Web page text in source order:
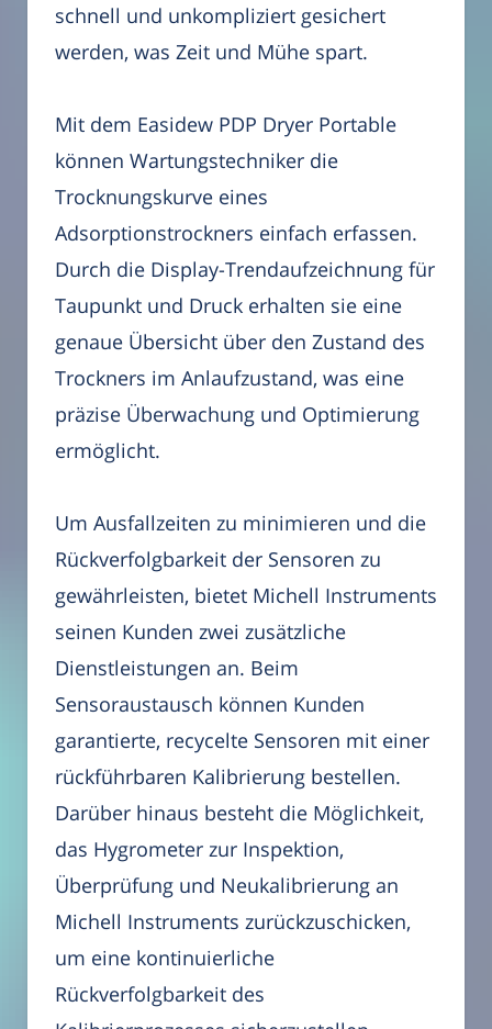
schnell und unkompliziert gesichert
werden, was Zeit und Mühe spart.
Mit dem Easidew PDP Dryer Portable
können Wartungstechniker die
Trocknungskurve eines
Adsorptionstrockners einfach erfassen.
Durch die Display-Trendaufzeichnung für
Taupunkt und Druck erhalten sie eine
genaue Übersicht über den Zustand des
Trockners im Anlaufzustand, was eine
präzise Überwachung und Optimierung
ermöglicht.
Um Ausfallzeiten zu minimieren und die
Rückverfolgbarkeit der Sensoren zu
gewährleisten, bietet Michell Instruments
seinen Kunden zwei zusätzliche
Dienstleistungen an. Beim
Sensoraustausch können Kunden
garantierte, recycelte Sensoren mit einer
rückführbaren Kalibrierung bestellen.
Darüber hinaus besteht die Möglichkeit,
das Hygrometer zur Inspektion,
Überprüfung und Neukalibrierung an
Michell Instruments zurückzuschicken,
um eine kontinuierliche
Rückverfolgbarkeit des